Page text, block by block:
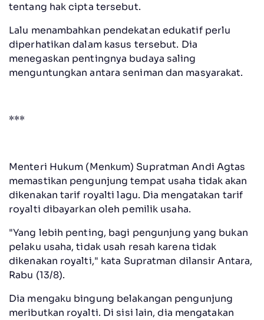
tentang hak cipta tersebut.
Lalu menambahkan pendekatan edukatif perlu
diperhatikan dalam kasus tersebut. Dia
menegaskan pentingnya budaya saling
menguntungkan antara seniman dan masyarakat.
***
Menteri Hukum (Menkum) Supratman Andi Agtas
memastikan pengunjung tempat usaha tidak akan
dikenakan tarif royalti lagu. Dia mengatakan tarif
royalti dibayarkan oleh pemilik usaha.
"Yang lebih penting, bagi pengunjung yang bukan
pelaku usaha, tidak usah resah karena tidak
dikenakan royalti," kata Supratman dilansir Antara,
Rabu (13/8).
Dia mengaku bingung belakangan pengunjung
meributkan royalti. Di sisi lain, dia mengatakan